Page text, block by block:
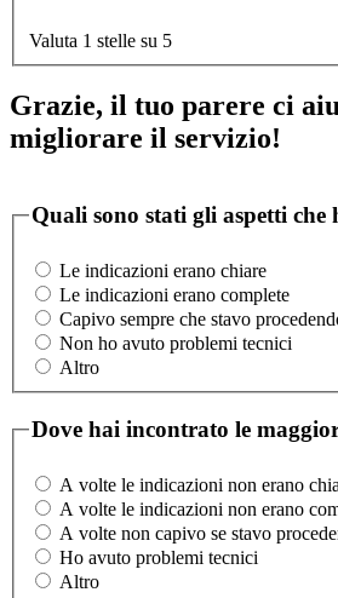
Valuta 1 stelle su 5
Grazie, il tuo parere ci
migliorare il servizio!
Quali sono stati gli aspetti che
Le indicazioni erano chiare
Le indicazioni erano complete
Capivo sempre che stavo
Non ho avuto problemi tecnici
Altro
Dove hai incontrato le
A volte le indicazioni non erano
A volte le indicazioni non erano
A volte non capivo se stavo
Ho avuto problemi tecnici
Altro